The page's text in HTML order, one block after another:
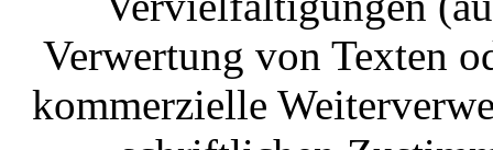
Verwertung von Texten
kommerzielle